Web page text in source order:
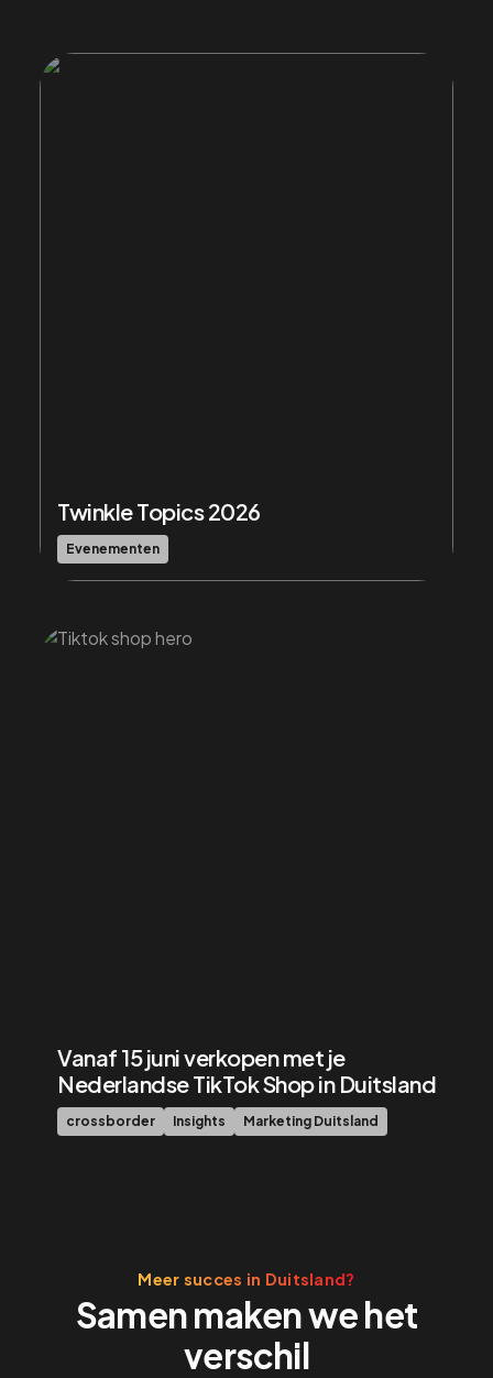
Twinkle Topics 2026
Evenementen
Vanaf 15 juni verkopen met je
Nederlandse TikTok Shop in Duitsland
crossborder Insights Marketing Duitsland
Meer succes in Duitsland?
Samen maken we het
verschil